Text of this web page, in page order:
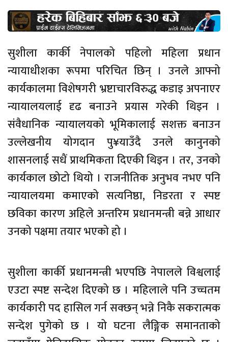
सुशीला कार्की नेपालको पहिलो महिला प्रधान
न्यायाधीशका रूपमा परिचित छिन् । उनले आफ्नो
कार्यकालमा विशेषगरी भ्रष्टाचारविरुद्ध कडाइ अपनाएर
न्यायालयलाई दृढ बनाउने प्रयास गरेकी थिइन ।
संवैधानिक न्यायालयको भूमिकालाई सशक्त बनाउन
उल्लेखनीय योगदान पु¥याउँदै उनले कानुनको
शासनलाई सधैं प्राथमिकता दिएकी थिइन । तर, उनको
कार्यकाल छोटो थियो । राजनीतिक अनुभव नभए पनि
न्यायालयमा कमाएको सत्यनिष्ठा, निडरता र स्पष्ट
छविका कारण अहिले अन्तरिम प्रधानमन्त्री बन्ने आधार
उनको पक्षमा तयार भएको हो ।
सुशीला कार्की प्रधानमन्त्री भएपछि नेपालले विश्वलाई
एउटा स्पष्ट सन्देश दिएको छ । महिलाले पनि उच्चतम
कार्यकारी पद हासिल गर्न सक्छन् भन्ने निकै सकरात्मक
सन्देश पुगेको छ । यो घटना लैङ्गिक समानताको